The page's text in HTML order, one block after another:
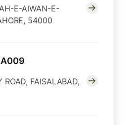
E-AIWAN-E-
54000
ROAD, FAISALABAD,